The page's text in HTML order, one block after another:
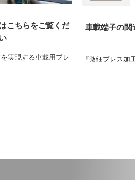
こちらをご覧くだ
実現する車載用プレ
車載端子の関
『微細プレス加